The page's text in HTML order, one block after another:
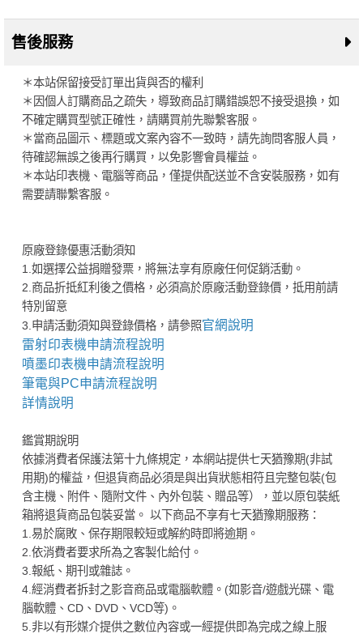
售後服務
＊本站保留接受訂單出貨與否的權利
＊因個人訂購商品之疏失，導致商品訂購錯誤恕不接受退換，如
不確定購買型號正確性，請購買前先聯繫客服。
＊當商品圖示、標題或文案內容不一致時，請先詢問客服人員，
待確認無誤之後再行購買，以免影響會員權益。
＊本站印表機、電腦等商品，僅提供配送並不含安裝服務，如有
需要請聯繫客服。
原廠登錄優惠活動須知
1.如選擇公益捐贈發票，將無法享有原廠任何促銷活動。
2.商品折抵紅利後之價格，必須高於原廠活動登錄價，抵用前請
特別留意
3.申請活動須知與登錄價格，請參照官網說明
雷射印表機申請流程說明
噴墨印表機申請流程說明
筆電與PC申請流程說明
詳情說明
鑑賞期說明
依據消費者保護法第十九條規定，本網站提供七天猶豫期(非試
用期)的權益，但退貨商品必須是與出貨狀態相符且完整包裝(包
含主機、附件、隨附文件、內外包裝、贈品等），並以原包裝紙
箱將退貨商品包裝妥當。 以下商品不享有七天猶豫期服務：
1.易於腐敗、保存期限較短或解約時即將逾期。
2.依消費者要求所為之客製化給付。
3.報紙、期刊或雜誌。
4.經消費者拆封之影音商品或電腦軟體。(如影音/遊戲光碟、電
腦軟體、CD、DVD、VCD等)。
5.非以有形媒介提供之數位內容或一經提供即為完成之線上服